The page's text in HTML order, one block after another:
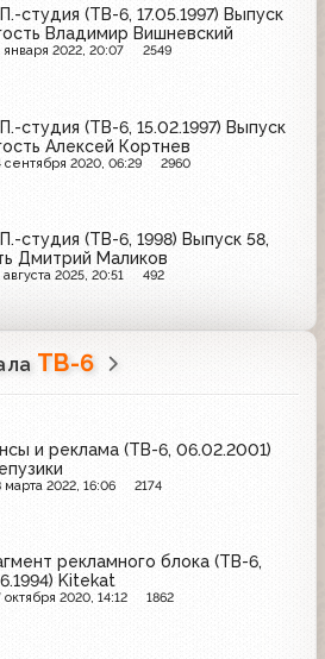
студия (ТВ-6, 17.05.1997) Выпуск
Владимир Вишневский
января 2022, 20:07 2549
студия (ТВ-6, 15.02.1997) Выпуск
Алексей Кортнев
сентября 2020, 06:29 2960
студия (ТВ-6, 1998) Выпуск 58,
Дмитрий Маликов
августа 2025, 20:51 492
ТВ-6
и реклама (ТВ-6, 06.02.2001)
марта 2022, 16:06 2174
рекламного блока (ТВ-6,
Kitekat
октября 2020, 14:12 1862